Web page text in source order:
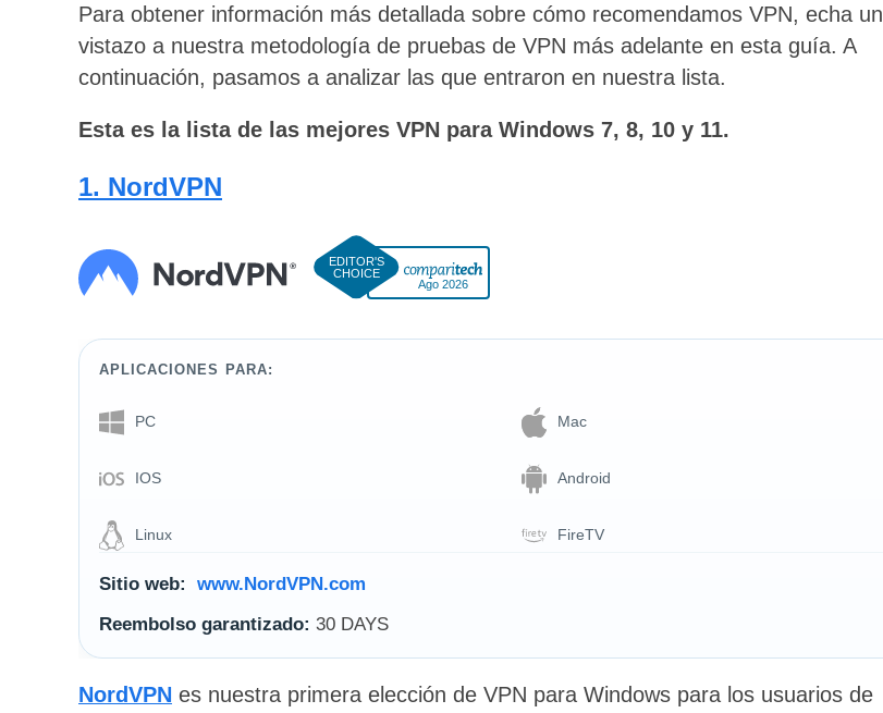
Para obtener información más detallada sobre cómo recomendamos VPN, echa un
vistazo a nuestra metodología de pruebas de VPN más adelante en esta guía. A
continuación, pasamos a analizar las que entraron en nuestra lista.
Esta es la lista de las mejores VPN para Windows 7, 8, 10 y 11.
1. NordVPN
Ago 2026
APLICACIONES PARA:
PC Mac
IOS Android
Linux FireTV
Sitio web:
www.NordVPN.com
Reembolso garantizado: 30 DAYS
NordVPN es nuestra primera elección de VPN para Windows para los usuarios de